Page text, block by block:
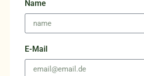
Name
E-Mail